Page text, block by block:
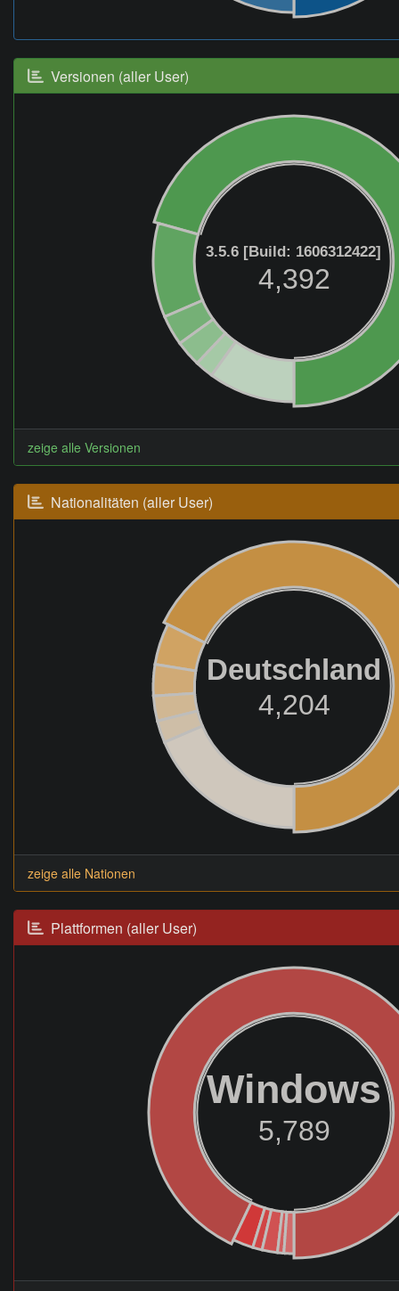
Versionen (aller User)
3.5.6 [Build: 1606312422]
4,392
zeige alle Versionen
Nationalitäten (aller User)
Deutschland
4,204
zeige alle Nationen
Plattformen (aller User)
Windows
5,789